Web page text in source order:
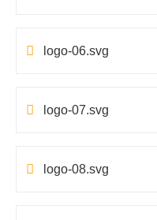
logo-06.svg
logo-07.svg
logo-08.svg